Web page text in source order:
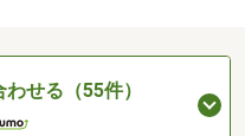
せる（55件）